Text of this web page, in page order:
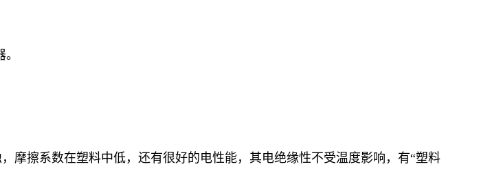
摩擦系数在塑料中低，还有很好的电性能，其电绝缘性不受温度影响，有“塑料